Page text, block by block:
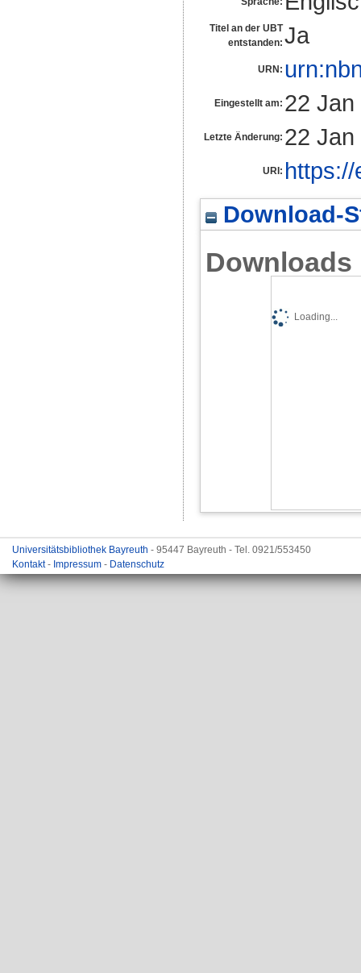
Titel an der UBT
entstanden: Ja
URN:
Eingestellt am: 22
Letzte Änderung: 22
URI:
Download-
Downloads
Loading...
Universitätsbibliothek Bayreuth - 95447 Bayreuth - Tel. 0921/553450
Kontakt- Impressum - Datenschutz